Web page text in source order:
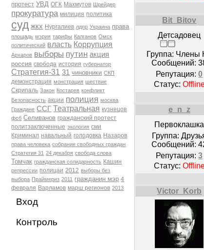
протест УВД ОГК Махмутов Шрейдер
прокуратура милиция политика
суд жкх Нургалиев лдпр Украина права
площадь мэрия тарифы Калганов Омск
политический власть Коррупция
Архаров выборы путин акция
россия свобода история губернатор
Стратегия-31 31 чиновники СКП
демонстрация монстрация шествие
Скрипаль Закон Костарев конфликт
Безопасность акции полиция москва
Граждане ССГ Театральная кузнецов
фсб Селиванов гражданский протест
политзаключенные экология сми
Криминал навальный голодовка Назаров
права человека собрание свободных граждан
Стратегия 31
24 декабря свобода слова
Томчак гражданская солидарность Кашин
репрессии полицаи 2012 выборы без
выбора Праймериз 2011 гражданин мэр 4
февраля Варламов марш регионов 2013
Вход
Контроль
Bit_Bitov
Детсадовец
Группа: Члены
Сообщений:
Репутация:0
Статус:
e_n_z
Первоклашка
Группа:
Сообщений:
Репутация:3
Статус:
Victor_Korb